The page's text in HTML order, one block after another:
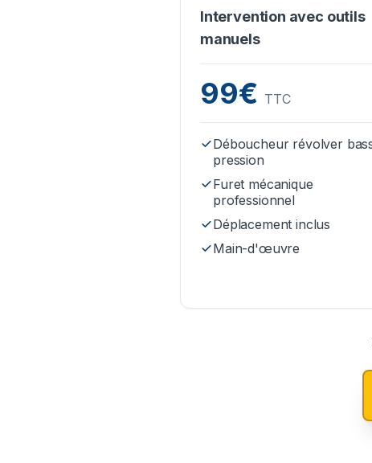
Intervention avec outils
manuels
99€ TTC
Déboucheur révolver
pression
Furet mécanique
professionnel
Déplacement inclus
Main-d'œuvre